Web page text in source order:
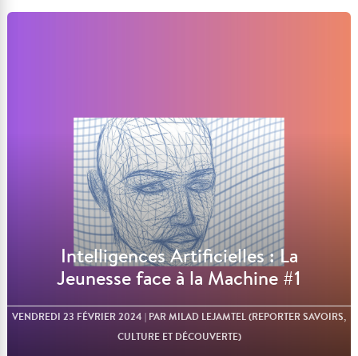
Intelligences Artificielles : La
Jeunesse face à la Machine #1
VENDREDI 23 FÉVRIER 2024 | PAR MILAD LEJAMTEL (REPORTER SAVOIRS,
CULTURE ET DÉCOUVERTE)